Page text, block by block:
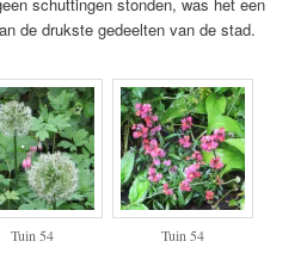
de drukste gedeelten van de stad.
Tuin 54 Tuin 54